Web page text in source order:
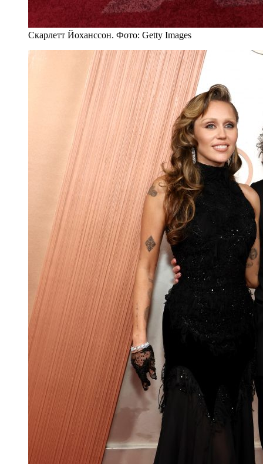
Скарлетт Йоханссон. Фото: Getty Images